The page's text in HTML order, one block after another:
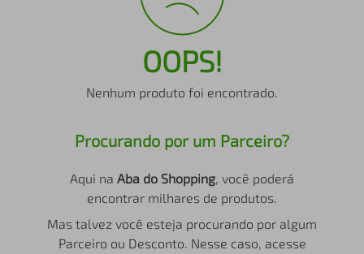
OOPS!
Nenhum produto foi encontrado.
Procurando por um Parceiro?
Aqui na Aba do Shopping, você poderá
encontrar milhares de produtos.
Mas talvez você esteja procurando por algum
Parceiro ou Desconto. Nesse caso, acesse